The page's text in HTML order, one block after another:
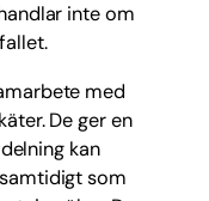
inte om
med
De ger en
kan
som